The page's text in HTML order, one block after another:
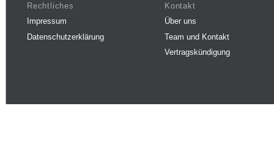
Rechtliches
Impressum
Datenschutzerklärung
Kontakt
Über uns
Team und Kontakt
Vertragskündigung